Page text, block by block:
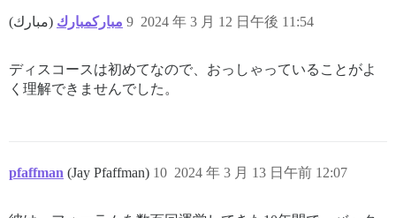
مباركمبارك 2024 年 3 月 12 日午後 11:54
9
ディスコースは初めてなので、おっしゃっていることがよ
く理解できませんでした。
pfaffman (Jay Pfaffman) 2024 年 3 月 13 日午前 12:07
10